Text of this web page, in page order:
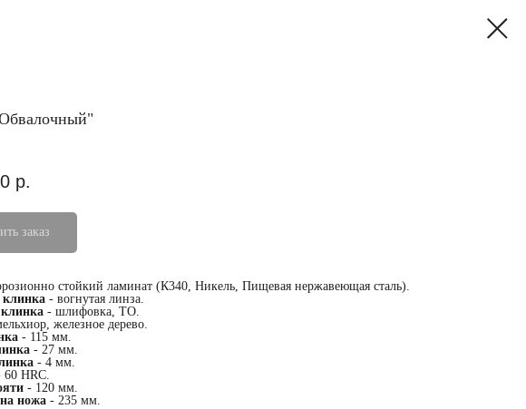
р.
заказ
стойкий ламинат (К340, Никель, Пищевая нержавеющая сталь).
- вогнутая линза.
- шлифовка, ТО.
железное дерево.
- 115 мм.
- 27 мм.
- 4 мм.
60 HRC.
- 120 мм.
ножа - 235 мм.